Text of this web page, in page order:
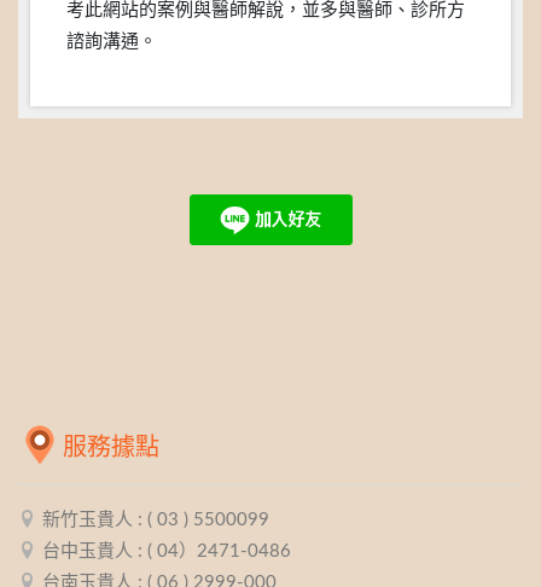
考此網站的案例與醫師解說，並多與醫師、診所方
諮詢溝通。
服務據點
新竹玉貴人 : ( 03 ) 5500099
台中玉貴人 : ( 04）2471-0486
台南玉貴人 : ( 06 ) 2999-000